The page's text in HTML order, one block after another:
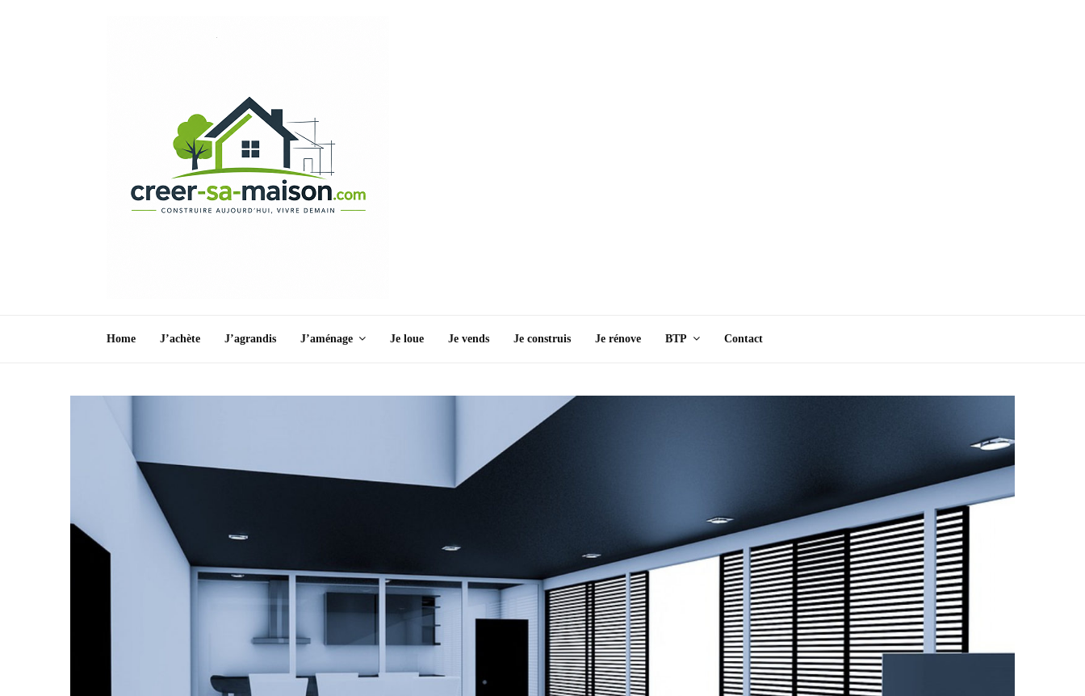
Home J’achète J’agrandis J’aménage Je loue Je vends Je construis Je rénove BTP Contact